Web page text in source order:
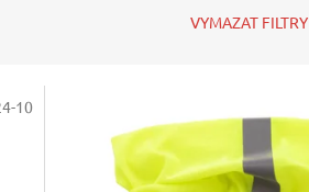
VYMAZAT FILTRY
10